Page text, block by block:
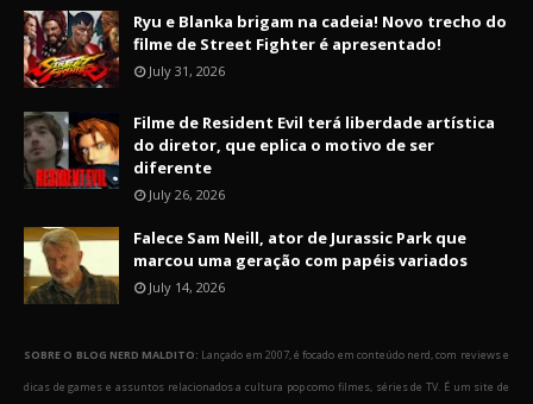
Ryu e Blanka brigam na cadeia! Novo trecho do
filme de Street Fighter é apresentado!
July 31, 2026
Filme de Resident Evil terá liberdade artística
do diretor, que eplica o motivo de ser
diferente
July 26, 2026
Falece Sam Neill, ator de Jurassic Park que
marcou uma geração com papéis variados
July 14, 2026
SOBRE O BLOG NERD MALDITO: Lançado em 2007, é focado em conteúdo nerd, com reviews e
dicas de games e assuntos relacionados a cultura pop como filmes, séries de TV. É um site de